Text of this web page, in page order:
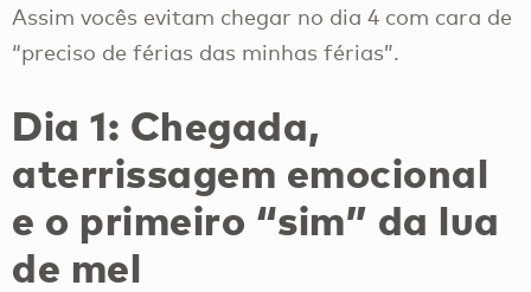
Assim vocês evitam chegar no dia 4 com cara de
“preciso de férias das minhas férias”.
Dia 1: Chegada,
aterrissagem emocional
e o primeiro “sim” da lua
de mel